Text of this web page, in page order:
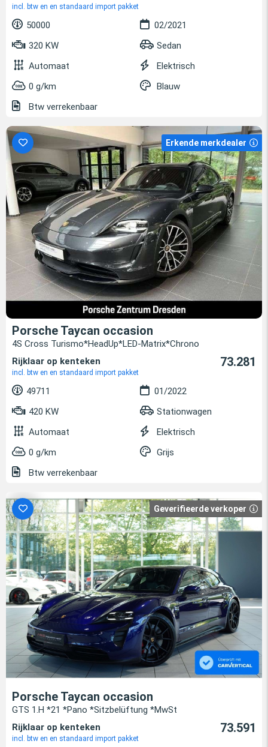
incl. btw en en standaard import pakket
50000
02/2021
320 KW
Sedan
Automaat
Elektrisch
0 g/km
Blauw
Btw verrekenbaar
Erkende merkdealer
Porsche Taycan occasion
4S Cross Turismo*HeadUp*LED-Matrix*Chrono
Rijklaar op kenteken
incl. btw en en standaard import pakket
73.281
49711
01/2022
420 KW
Stationwagen
Automaat
Elektrisch
0 g/km
Grijs
Btw verrekenbaar
Geverifieerde verkoper
Porsche Taycan occasion
GTS 1.H *21 *Pano *Sitzbelüftung *MwSt
Rijklaar op kenteken
incl. btw en en standaard import pakket
73.591